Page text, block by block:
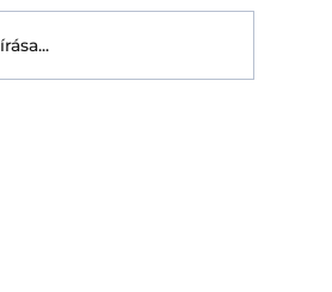
csak a káreseménynél merül fel: